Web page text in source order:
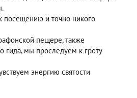
посещению и точно никого
пещере, также
гида, мы проследуем к гроту
энергию святости